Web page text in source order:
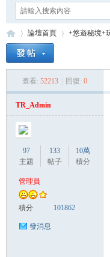
論壇首頁
›
+悠遊秘境+
查看: 52213 回復: 0
TR_Admin
97
主題
133
帖子
10萬
積分
管理員
積分 101862
發消息